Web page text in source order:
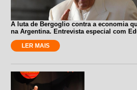
A luta de Bergoglio contra a economia
na Argentina. Entrevista especial com
LER MAIS